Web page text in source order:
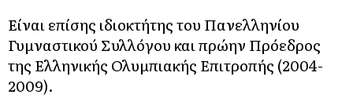
Είναι επίσης ιδιοκτήτης του Πανελληνίου
Γυμναστικού Συλλόγου και πρώην Πρόεδρος
της Ελληνικής Ολυμπιακής Επιτροπής (2004-
2009).